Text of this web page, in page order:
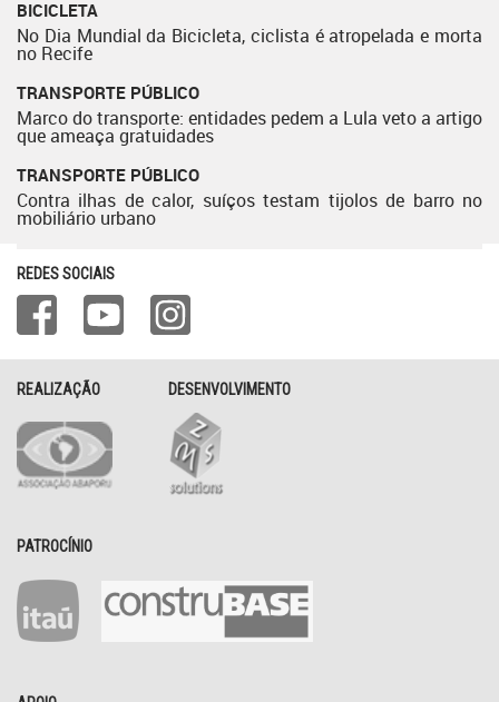
BICICLETA
No Dia Mundial da Bicicleta, ciclista é atropelada e morta
no Recife
TRANSPORTE PÚBLICO
Marco do transporte: entidades pedem a Lula veto a artigo
que ameaça gratuidades
TRANSPORTE PÚBLICO
Contra ilhas de calor, suíços testam tijolos de barro no
mobiliário urbano
REDES SOCIAIS
REALIZAÇÃO DESENVOLVIMENTO
PATROCÍNIO